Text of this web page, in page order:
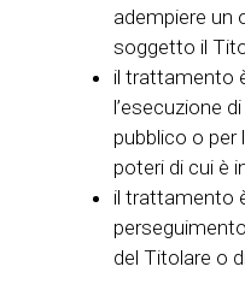
adempiere un
soggetto il
il trattamento
l’esecuzione
pubblico o per
poteri di cui è
il trattamento
del Titolare o